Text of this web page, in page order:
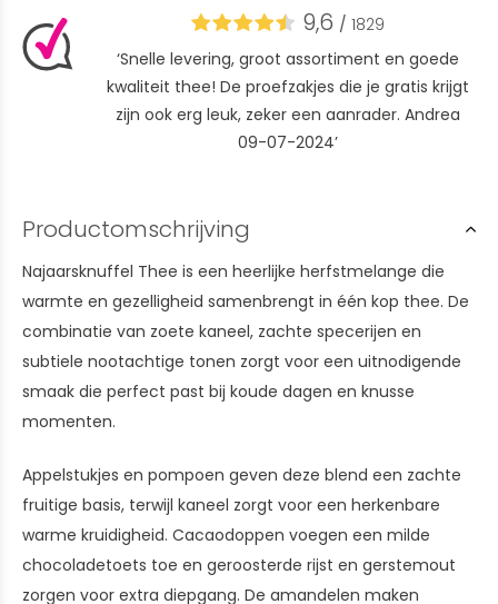
9,6 / 1829
‘Snelle levering, groot assortiment en goede
kwaliteit thee! De proefzakjes die je gratis krijgt
zijn ook erg leuk, zeker een aanrader. Andrea
09-07-2024’
Productomschrijving
Najaarsknuffel Thee is een heerlijke herfstmelange die
warmte en gezelligheid samenbrengt in één kop thee. De
combinatie van zoete kaneel, zachte specerijen en
subtiele nootachtige tonen zorgt voor een uitnodigende
smaak die perfect past bij koude dagen en knusse
momenten.
Appelstukjes en pompoen geven deze blend een zachte
fruitige basis, terwijl kaneel zorgt voor een herkenbare
warme kruidigheid. Cacaodoppen voegen een milde
chocoladetoets toe en geroosterde rijst en gerstemout
zorgen voor extra diepgang. De amandelen maken